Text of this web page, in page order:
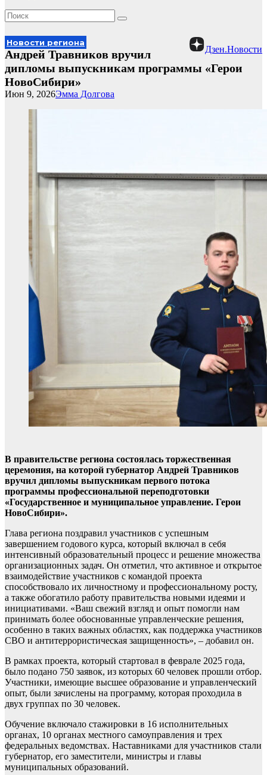
Дзен.Новости
Новости региона
Андрей Травников вручил
дипломы выпускникам программы «Герои
НовоСибири»
Эмма Долгова
Июн 9, 2026
В правительстве региона состоялась торжественная
церемония, на которой губернатор Андрей Травников
вручил дипломы выпускникам первого потока
программы профессиональной переподготовки
«Государственное и муниципальное управление. Герои
НовоСибири».
Глава региона поздравил участников с успешным
завершением годового курса, который включал в себя
интенсивный образовательный процесс и решение множества
организационных задач. Он отметил, что активное и открытое
взаимодействие участников с командой проекта
способствовало их личностному и профессиональному росту,
а также обогатило работу правительства новыми идеями и
инициативами. «Ваш свежий взгляд и опыт помогли нам
принимать более обоснованные управленческие решения,
особенно в таких важных областях, как поддержка участников
СВО и антитеррористическая защищенность», – добавил он.
В рамках проекта, который стартовал в феврале 2025 года,
было подано 750 заявок, из которых 60 человек прошли отбор.
Участники, имеющие высшее образование и управленческий
опыт, были зачислены на программу, которая проходила в
двух группах по 30 человек.
Обучение включало стажировки в 16 исполнительных
органах, 10 органах местного самоуправления и трех
федеральных ведомствах. Наставниками для участников стали
губернатор, его заместители, министры и главы
муниципальных образований.